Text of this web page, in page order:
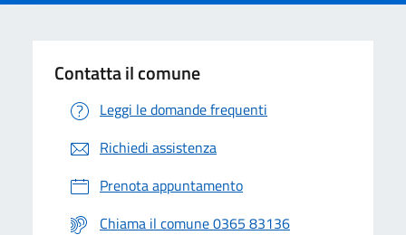
Contatta il comune
Leggi le domande frequenti
Richiedi assistenza
Prenota appuntamento
Chiama il comune 0365 83136